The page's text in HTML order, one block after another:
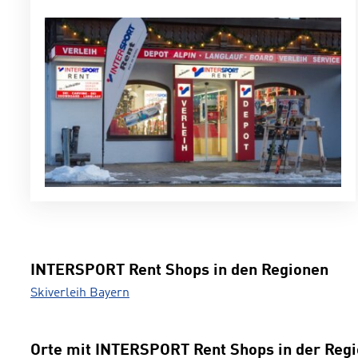
INTERSPORT Rent Shops in den Regionen
Skiverleih Bayern
Orte mit INTERSPORT Rent Shops in der